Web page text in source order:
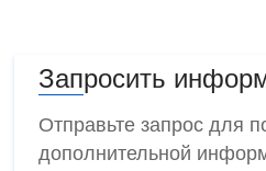
Запросить
Отправьте запрос для
дополнительной